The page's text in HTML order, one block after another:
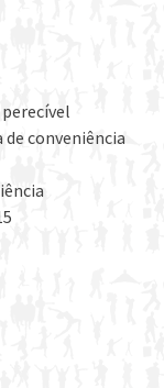
conveniência